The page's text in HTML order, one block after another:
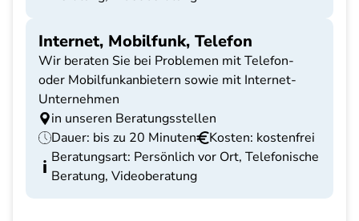
Internet, Mobilfunk, Telefon
Wir beraten Sie bei Problemen mit Telefon-
oder Mobilfunkanbietern sowie mit Internet-
Unternehmen
in unseren Beratungsstellen
Dauer: bis zu 20 Minuten
Kosten: kostenfrei
Beratungsart: Persönlich vor Ort, Telefonische
Beratung, Videoberatung